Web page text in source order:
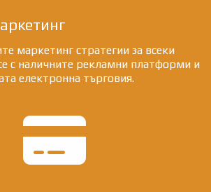
chart
маркетинг стратегии за всеки
с наличните рекламни платформи и
електронна търговия.
fa
fa-